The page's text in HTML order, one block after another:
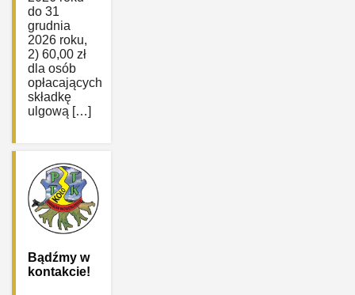
do 31
grudnia
2026 roku,
2) 60,00 zł
dla osób
opłacających
składkę
ulgową […]
Bądźmy w
kontakcie!